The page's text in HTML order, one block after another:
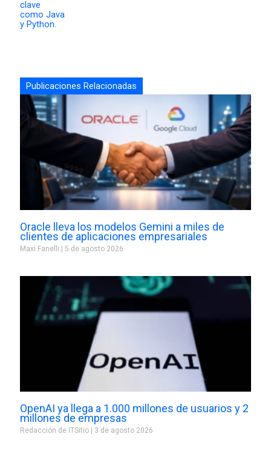
Publicaciones Relacionadas
Oracle lleva los modelos Gemini a miles de
clientes de aplicaciones empresariales
Maxi Fanelli 5 de agosto 2026
OpenAI ya llega a 1.000 millones de usuarios y 2
millones de empresas
Redacción de ITSitio 3 de agosto 2026